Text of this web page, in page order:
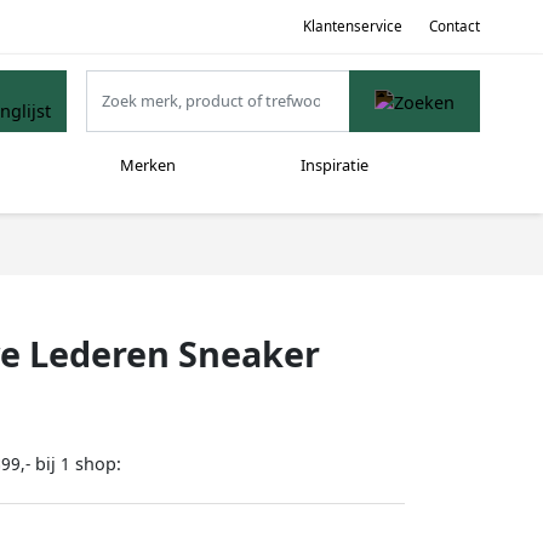
Klantenservice Contact
Merken Inspiratie
Lederen Sneaker
bij 1 shop: